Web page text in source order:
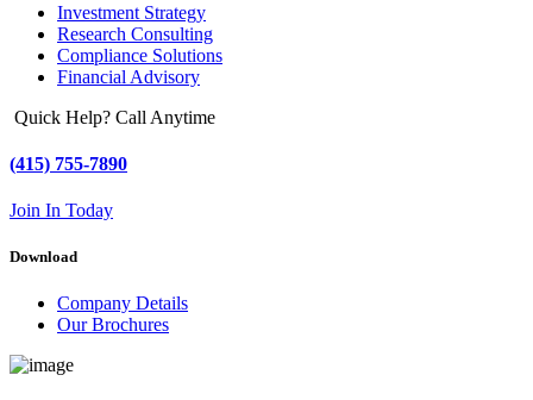
Investment Strategy
Research Consulting
Compliance Solutions
Financial Advisory
Quick Help? Call Anytime
(415) 755-7890
Join In Today
Download
Company Details
Our Brochures